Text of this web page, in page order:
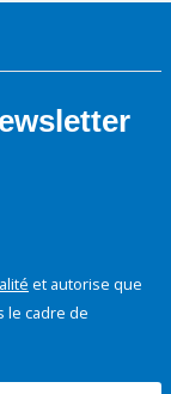
et autorise que
le cadre de